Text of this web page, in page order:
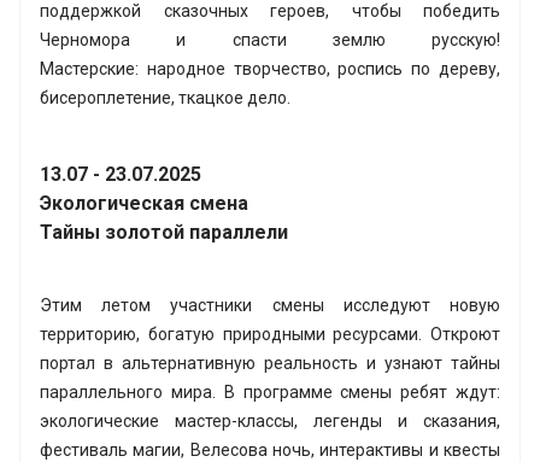
поддержкой сказочных героев, чтобы победить
Черномора и спасти землю русскую!
Мастерские: народное творчество, роспись по дереву,
бисероплетение, ткацкое дело.
13.07 - 23.07.2025
Экологическая смена
Тайны золотой параллели
Этим летом участники смены исследуют новую
территорию, богатую природными ресурсами. Откроют
портал в альтернативную реальность и узнают тайны
параллельного мира. В программе смены ребят ждут:
экологические мастер-классы, легенды и сказания,
фестиваль магии, Велесова ночь, интерактивы и квесты